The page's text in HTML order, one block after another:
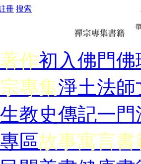
冊 搜索
作初入佛門佛
專集淨土法師
教史傳記一門
區故事寓言書